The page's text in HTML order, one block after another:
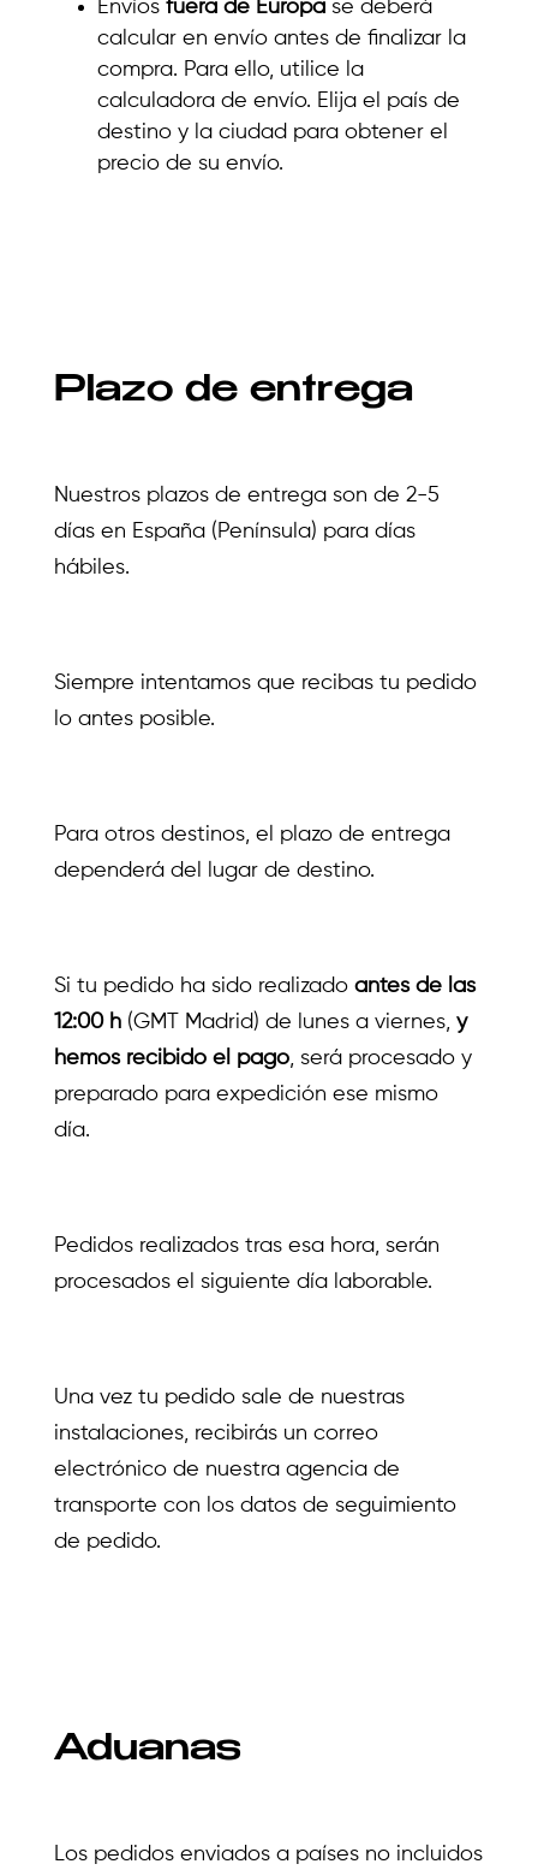
Envíos fuera de Europase deberá
calcular en envío antes de finalizar la
compra. Para ello, utilice la
calculadora de envío. Elija el país de
destino y la ciudad para obtener el
precio de su envío.
Plazo de entrega
Nuestros plazos de entrega son de 2-5
días en España (Península) para días
hábiles.
Siempre intentamos que recibas tu pedido
lo antes posible.
Para otros destinos, el plazo de entrega
dependerá del lugar de destino.
Si tu pedido ha sido realizado antes de las
12:00 h(GMT Madrid) de lunes a viernes, y
hemos recibido el pago, será procesado y
preparado para expedición ese mismo
día.
Pedidos realizados tras esa hora, serán
procesados el siguiente día laborable.
Una vez tu pedido sale de nuestras
instalaciones, recibirás un correo
electrónico de nuestra agencia de
transporte con los datos de seguimiento
de pedido.
Aduanas
Los pedidos enviados a países no incluidos